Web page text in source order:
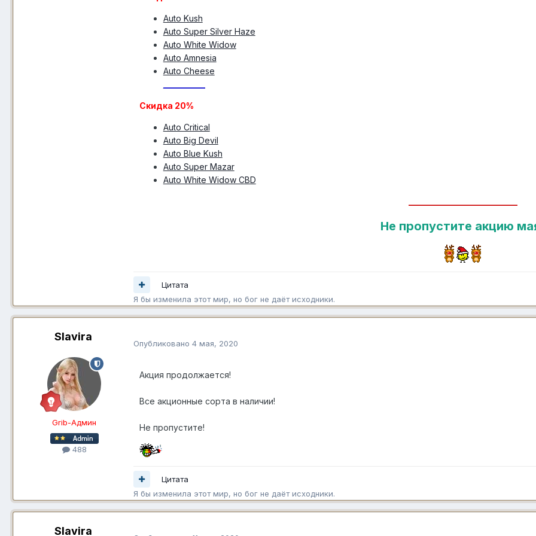
Auto Kush
Auto Super Silver Haze
Auto White Widow
Auto Amnesia
Auto Cheese
Скидка 20%
Auto Critical
Auto Big Devil
Auto Blue Kush
Auto Super Mazar
Auto White Widow CBD
Не пропустите акцию
Цитата
Я бы изменила этот мир, но бог не даёт исходники.
Slavira
Grib-Админ
488
Опубликовано 4 мая, 2020
Акция продолжается!
Все акционные сорта в наличии!
Не пропустите!
Цитата
Я бы изменила этот мир, но бог не даёт исходники.
Slavira